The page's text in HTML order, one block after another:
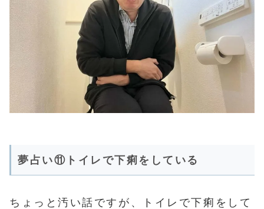
夢占い⑪トイレで下痢をしている
ちょっと汚い話ですが、トイレで下痢をして